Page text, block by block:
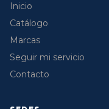
Inicio
Catálogo
Marcas
Seguir mi servicio
Contacto